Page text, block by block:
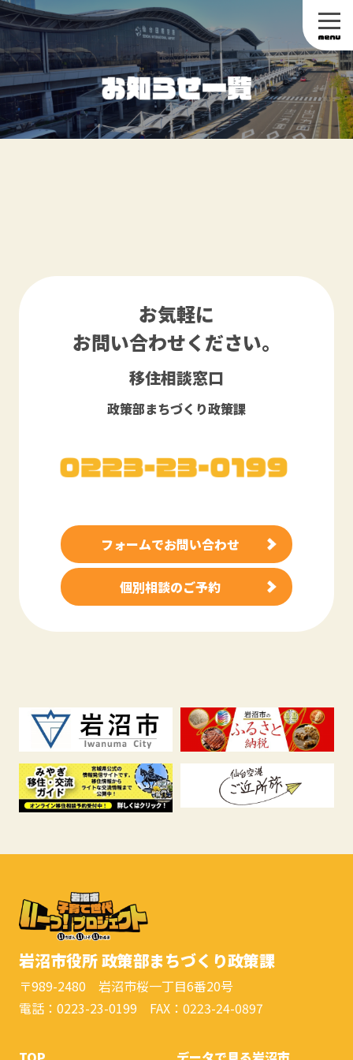
お気軽に
お問い合わせください。
移住相談窓口
政策部まちづくり政策課
フォームでお問い合わせ
個別相談のご予約
岩沼市役所 政策部まちづくり政策課
〒989-2480 岩沼市桜一丁目6番20号
電話：0223-23-0199 FAX：0223-24-0897